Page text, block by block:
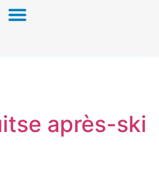
après-ski